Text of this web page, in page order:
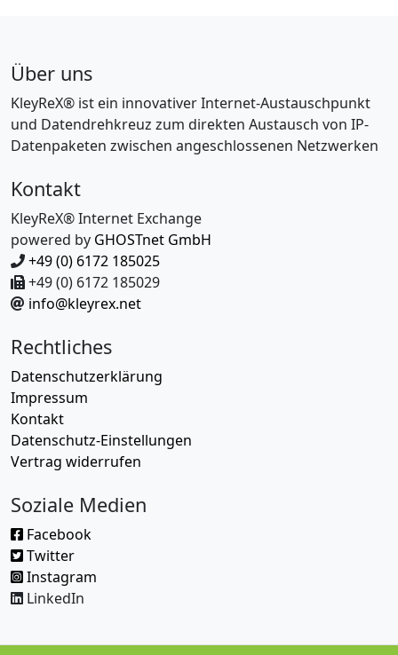
Über uns
KleyReX® ist ein innovativer Internet-Austauschpunkt
und Datendrehkreuz zum direkten Austausch von IP-
Datenpaketen zwischen angeschlossenen Netzwerken
Kontakt
KleyReX® Internet Exchange
powered by GHOSTnet GmbH
+49 (0) 6172 185025
+49 (0) 6172 185029
info@kleyrex.net
Rechtliches
Datenschutzerklärung
Impressum
Kontakt
Datenschutz-Einstellungen
Vertrag widerrufen
Soziale Medien
Facebook
Twitter
Instagram
LinkedIn